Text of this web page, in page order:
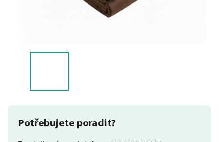
Potřebujete poradit?